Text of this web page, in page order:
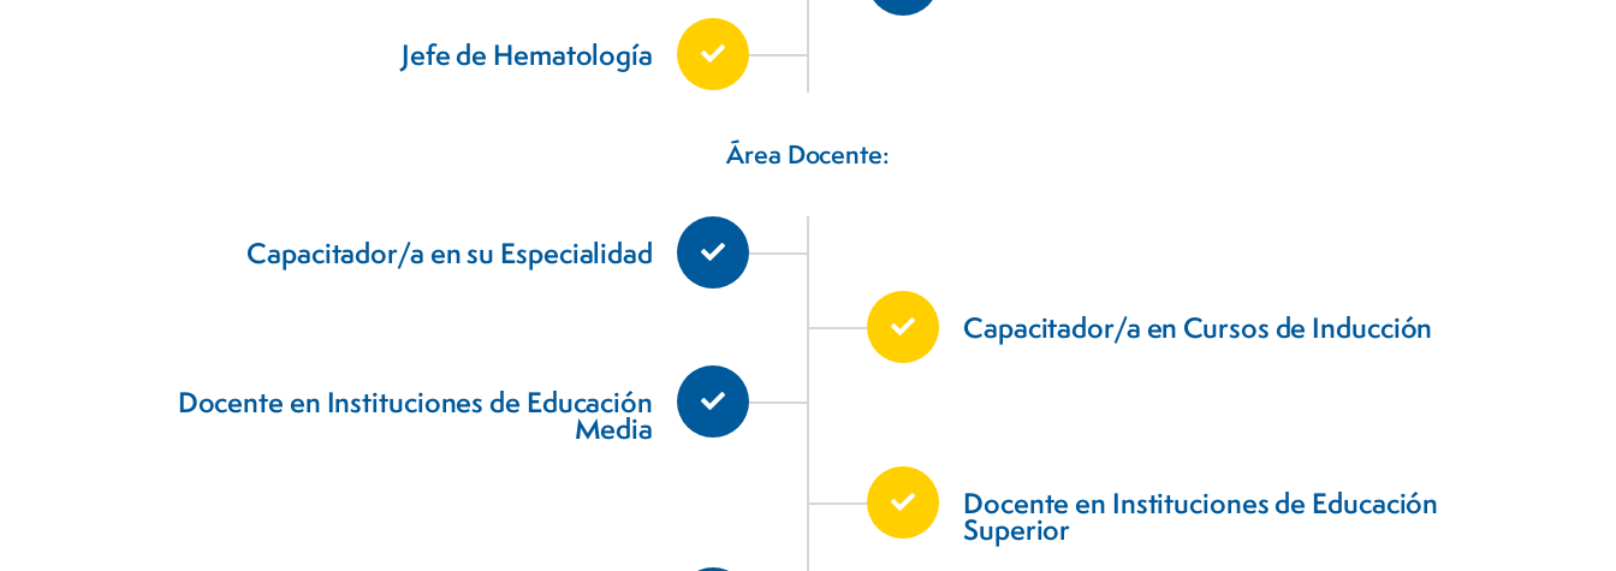
Jefe de Hematología
Área Docente:
Capacitador/a en su Especialidad
Capacitador/a en Cursos de Inducción
Docente en Instituciones de Educación
Media
Docente en Instituciones de Educación
Superior